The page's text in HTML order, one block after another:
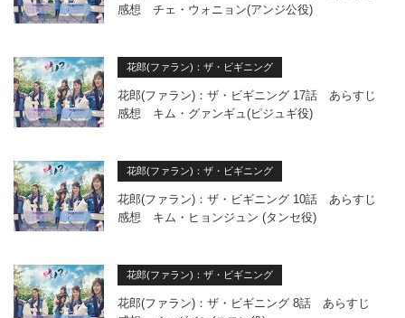
感想 チェ・ウォニョン(アンジ公役)
花郎(ファラン)：ザ・ビギニング
花郎(ファラン)：ザ・ビギニング 17話 あらすじ
感想 キム・グァンギュ(ピジュギ役)
花郎(ファラン)：ザ・ビギニング
花郎(ファラン)：ザ・ビギニング 10話 あらすじ
感想 キム・ヒョンジュン (タンセ役)
花郎(ファラン)：ザ・ビギニング
花郎(ファラン)：ザ・ビギニング 8話 あらすじ